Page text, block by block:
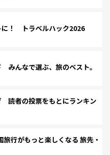
に！ トラベルハック2026
みんなで選ぶ、旅のベスト。
読者の投票をもとにランキン
行がもっと楽しくなる 旅先・